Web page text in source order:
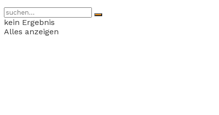
kein Ergebnis
Alles anzeigen